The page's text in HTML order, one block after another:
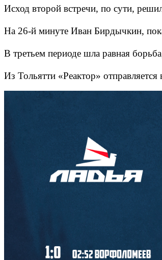
Исход второй встречи, по сути,
На 26-й минуте Иван Бирдычкин,
В третьем периоде шла равная
Из Тольятти «Реактор»